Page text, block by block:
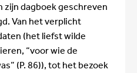
zijn dagboek geschreven
Van het verplicht
(het liefst wilde
“voor wie de
(P. 86)), tot het bezoek